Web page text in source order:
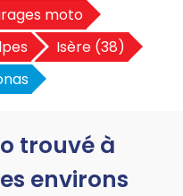
moto
Isère (38)
trouvé à
environs